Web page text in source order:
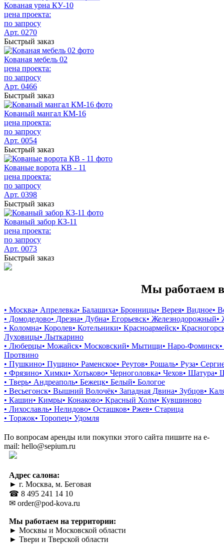
Кованая урна КУ-10
цена проекта:
по запросу
Арт. 0270
Быстрый заказ
Кованая мебель 02
цена проекта:
по запросу
Арт. 0466
Быстрый заказ
Кованый мангал КМ-16
цена проекта:
по запросу
Арт. 0054
Быстрый заказ
Кованые ворота КВ - 11
цена проекта:
по запросу
Арт. 0398
Быстрый заказ
Кованый забор КЗ-11
цена проекта:
по запросу
Арт. 0073
Быстрый заказ
Мы работаем в
• Москва• Апрелевка• Балашиха• Бронницы• Верея• Видное•
• Домодедово• Дрезна• Дубна• Егорьевск• Железнодорожный•
• Коломна• Королев• Котельники• Красноармейск•
Луховицы• Лыткарино
• Люберцы• Можайск• Московский• Мытищи• Наро-Фоминск
Протвино
• Пушкино• Пущино• Раменское• Реутов• Рошаль• Руза•
• Фрязино• Химки• Хотьково• Черноголовка• Чехов• Шатура•
• Тверь• Андреаполь• Бежецк• Белый• Бологое
• Весьегонск• Вышний Волочёк• Западная Двина• Зубцов•
• Кашин• Кимры• Конаково• Красный Холм• Кувшиново
• Лихославль• Нелидово• Осташков• Ржев• Старица
• Торжок• Торопец• Удомля
По вопросам аренды или покупки этого сайта пишите на e-
mail: hello@sepium.ru
Адрес салона:
► г. Москва, м. Беговая
☎ 8 495 241 14 10
✉ order@pod-kova.ru
Мы работаем на территории:
► Москвы и Московской области
► Твери и Тверской области